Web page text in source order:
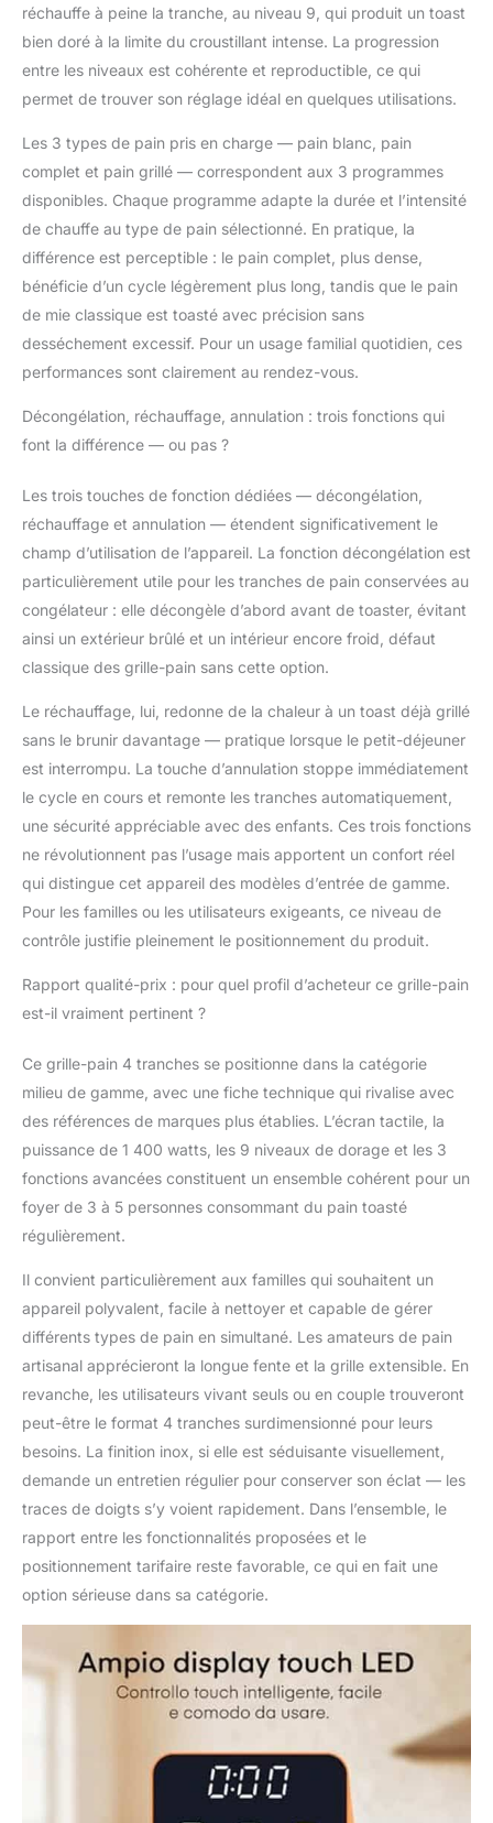
en cuestión de minutos. 【Fácil de limpiar
y almacenar】Las tostadoras están
destinadas a recoger migas, pero con la
bandeja de migas extraíble, la limpieza es
sin esfuerzo. No más peleas con migas
almacenamiento del cable debajo de la
base para mantener la tostadora de pan
compacta y ordenada. Diseñado con
componentes de calidad, este tostador de
acero inoxidable cepillado es un
complemento de bienvenida garantizado
para su cocina.
réchauffe à peine la tranche, au niveau 9, qui produit un toast
bien doré à la limite du croustillant intense. La progression
entre les niveaux est cohérente et reproductible, ce qui
permet de trouver son réglage idéal en quelques utilisations.
Les 3 types de pain pris en charge — pain blanc, pain
complet et pain grillé — correspondent aux 3 programmes
disponibles. Chaque programme adapte la durée et l’intensité
de chauffe au type de pain sélectionné. En pratique, la
différence est perceptible : le pain complet, plus dense,
bénéficie d’un cycle légèrement plus long, tandis que le pain
de mie classique est toasté avec précision sans
desséchement excessif. Pour un usage familial quotidien, ces
performances sont clairement au rendez-vous.
Décongélation, réchauffage, annulation : trois fonctions qui
font la différence — ou pas ?
Les trois touches de fonction dédiées — décongélation,
réchauffage et annulation — étendent significativement le
champ d’utilisation de l’appareil. La fonction décongélation est
particulièrement utile pour les tranches de pain conservées au
congélateur : elle décongèle d’abord avant de toaster, évitant
ainsi un extérieur brûlé et un intérieur encore froid, défaut
classique des grille-pain sans cette option.
Le réchauffage, lui, redonne de la chaleur à un toast déjà grillé
sans le brunir davantage — pratique lorsque le petit-déjeuner
est interrompu. La touche d’annulation stoppe immédiatement
le cycle en cours et remonte les tranches automatiquement,
une sécurité appréciable avec des enfants. Ces trois fonctions
ne révolutionnent pas l’usage mais apportent un confort réel
qui distingue cet appareil des modèles d’entrée de gamme.
Pour les familles ou les utilisateurs exigeants, ce niveau de
contrôle justifie pleinement le positionnement du produit.
Rapport qualité-prix : pour quel profil d’acheteur ce grille-pain
est-il vraiment pertinent ?
Ce grille-pain 4 tranches se positionne dans la catégorie
milieu de gamme, avec une fiche technique qui rivalise avec
des références de marques plus établies. L’écran tactile, la
puissance de 1 400 watts, les 9 niveaux de dorage et les 3
fonctions avancées constituent un ensemble cohérent pour un
foyer de 3 à 5 personnes consommant du pain toasté
régulièrement.
Il convient particulièrement aux familles qui souhaitent un
appareil polyvalent, facile à nettoyer et capable de gérer
différents types de pain en simultané. Les amateurs de pain
artisanal apprécieront la longue fente et la grille extensible. En
revanche, les utilisateurs vivant seuls ou en couple trouveront
peut-être le format 4 tranches surdimensionné pour leurs
besoins. La finition inox, si elle est séduisante visuellement,
demande un entretien régulier pour conserver son éclat — les
traces de doigts s’y voient rapidement. Dans l’ensemble, le
rapport entre les fonctionnalités proposées et le
positionnement tarifaire reste favorable, ce qui en fait une
option sérieuse dans sa catégorie.